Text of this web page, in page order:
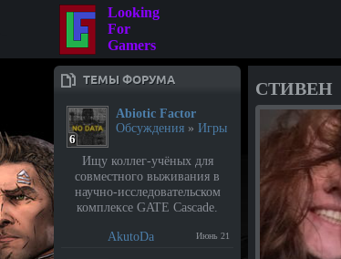
Looking
For
Gamers
ТЕМЫ ФОРУМА
6
Abiotic Factor
Обсуждения » Игры
Ищу коллег-учёных для
совместного выживания в
научно-исследовательском
комплексе GATE Cascade.
AkutoDa Июнь 21
СТИВЕН